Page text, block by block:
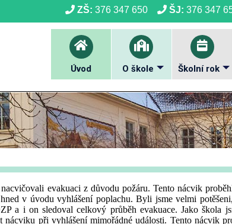
ZŠ: 376 347 650 ŠJ: 376 347
Úvod O škole Školní rok
evakuaci z důvodu požáru. Tento nácvik
v úvodu vyhlášení poplachu. Byli jsme velmi
a i on sledoval celkový průběh evakuace. Jako škola
nácviku při vyhlášení mimořádné události. Tento nácvik